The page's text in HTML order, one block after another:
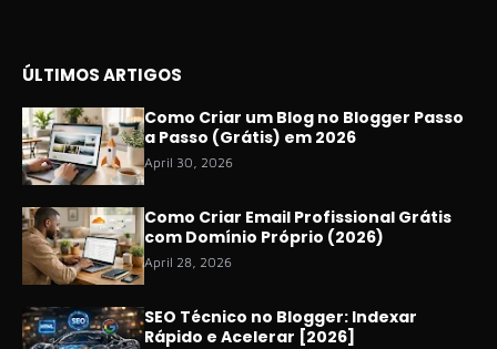
ÚLTIMOS ARTIGOS
Como Criar um Blog no Blogger Passo
a Passo (Grátis) em 2026
April 30, 2026
Como Criar Email Profissional Grátis
com Domínio Próprio (2026)
April 28, 2026
SEO Técnico no Blogger: Indexar
Rápido e Acelerar [2026]